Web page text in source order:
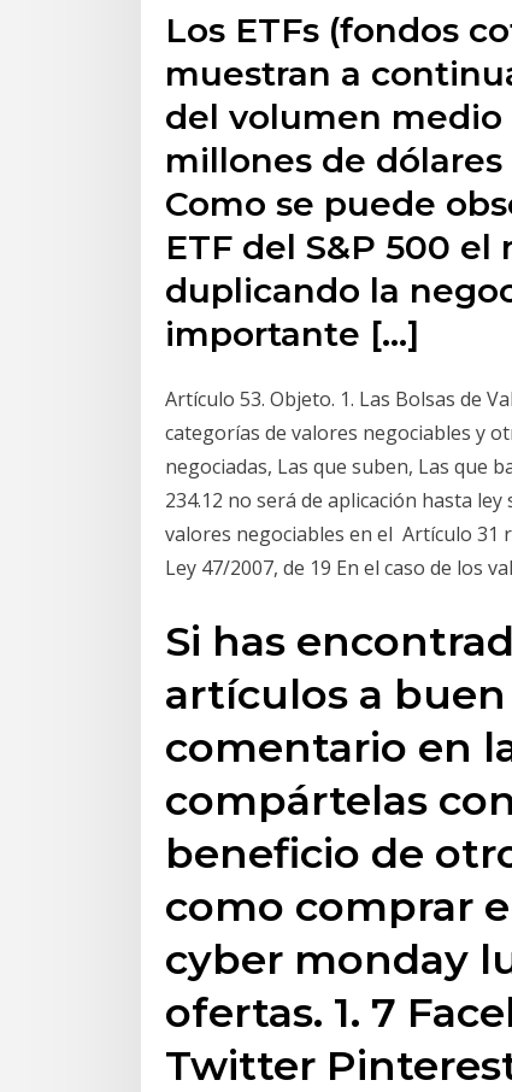
Los ETFs (fondos
muestran a
del volumen
millones de dólares
Como se puede
ETF del S&P 500
duplicando la
importante […]
Artículo 53. Objeto. 1. Las Bolsas de
categorías de valores negociables y
negociadas, Las que suben, Las que
234.12 no será de aplicación hasta
valores negociables en el Artículo 31
Ley 47/2007, de 19 En el caso de los
Si has
artículos a
comentario en
compártelas
beneficio de
como comprar
cyber monday
ofertas. 1. 7
Twitter